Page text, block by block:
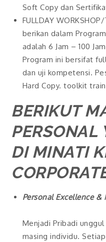
Soft Copy dan
FULLDAY
berikan dalam
adalah 6 Jam – 100
Program ini bersifat
dan uji kompetensi.
Hard Copy. toolkit
BERIKUT
PERSONAL
DI MINATI
Personal Excellence &
Menjadi Pribadi
masing individu.